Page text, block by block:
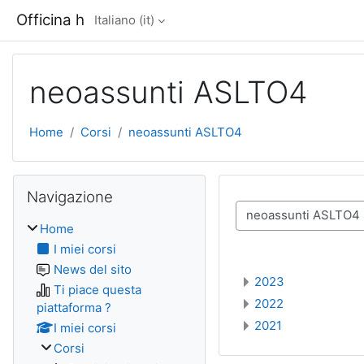
Officina h Italiano ‎(it)‎
neoassunti ASLTO4
Home Corsi neoassunti ASLTO4
Categorie di corso
2023
2022
2021
Blocchi
Navigazione
Home
I miei corsi
News del sito
Ti piace questa
piattaforma ?
I miei corsi
Corsi